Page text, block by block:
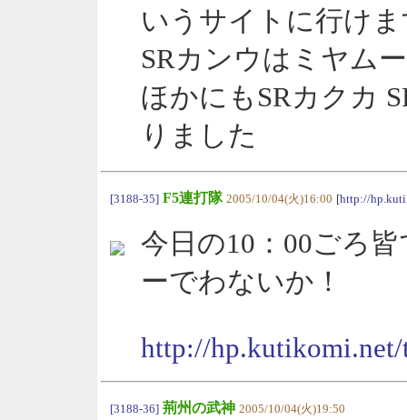
いうサイトに行け
SRカンウはミヤム
ほかにもSRカクカ
りました
[3188-35] F5連打隊 2005/10/04(火)16:00 [http://
今日の10：00ごろ
ーでわないか！
http://hp.kutikomi.net/
[3188-36] 荊州の武神 2005/10/04(火)19:50